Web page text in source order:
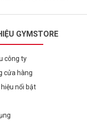
GYMSTORE
công ty
cửa hàng
nổi bật